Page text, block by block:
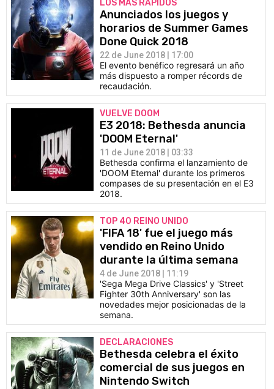
LOS MÁS RÁPIDOS
Anunciados los juegos y
horarios de Summer Games
Done Quick 2018
22 de June 2018 | 17:00
El evento benéfico regresará un año
más dispuesto a romper récords de
recaudación.
VUELVE DOOM
E3 2018: Bethesda anuncia
'DOOM Eternal'
11 de June 2018 | 03:33
Bethesda confirma el lanzamiento de
'DOOM Eternal' durante los primeros
compases de su presentación en el E3
2018.
TOP 40 REINO UNIDO
'FIFA 18' fue el juego más
vendido en Reino Unido
durante la última semana
4 de June 2018 | 11:19
'Sega Mega Drive Classics' y 'Street
Fighter 30th Anniversary' son las
novedades mejor posicionadas de la
semana.
DECLARACIONES
Bethesda celebra el éxito
comercial de sus juegos en
Nintendo Switch